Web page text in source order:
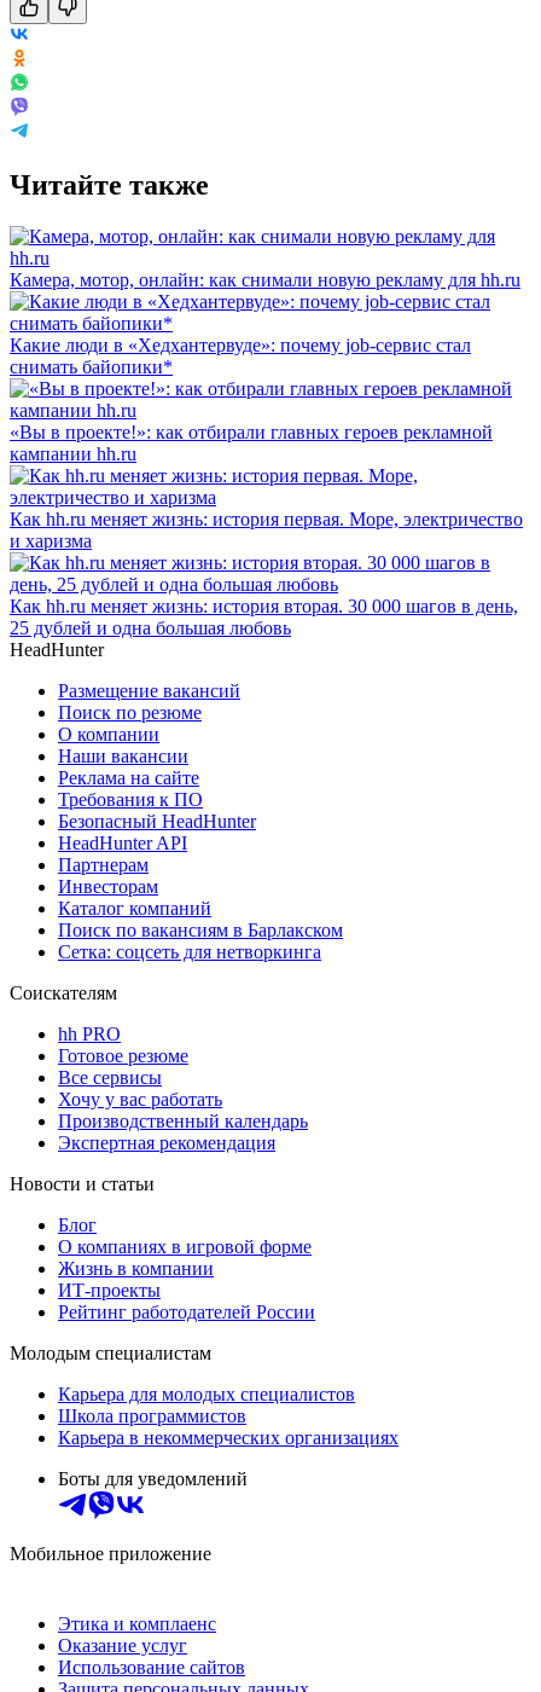
Читайте также
Камера, мотор, онлайн: как снимали новую рекламу для hh.ru
Какие люди в «Хедхантервуде»: почему job-сервис стал
снимать байопики*
«Вы в проекте!»: как отбирали главных героев рекламной
кампании hh.ru
Как hh.ru меняет жизнь: история первая. Море, электричество
и харизма
Как hh.ru меняет жизнь: история вторая. 30 000 шагов в день,
25 дублей и одна большая любовь
HeadHunter
Размещение вакансий
Поиск по резюме
О компании
Наши вакансии
Реклама на сайте
Требования к ПО
Безопасный HeadHunter
HeadHunter API
Партнерам
Инвесторам
Каталог компаний
Поиск по вакансиям в Барлакском
Сетка: соцсеть для нетворкинга
Соискателям
hh PRO
Готовое резюме
Все сервисы
Хочу у вас работать
Производственный календарь
Экспертная рекомендация
Новости и статьи
Блог
О компаниях в игровой форме
Жизнь в компании
ИТ-проекты
Рейтинг работодателей России
Молодым специалистам
Карьера для молодых специалистов
Школа программистов
Карьера в некоммерческих организациях
Боты для уведомлений
Мобильное приложение
Этика и комплаенс
Оказание услуг
Использование сайтов